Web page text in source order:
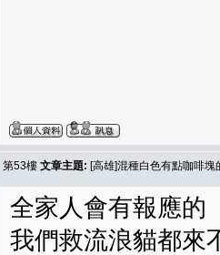
第53樓 文章主題: [高雄]混種白色有點咖啡
全家人會有報應的
我們救流浪貓都來